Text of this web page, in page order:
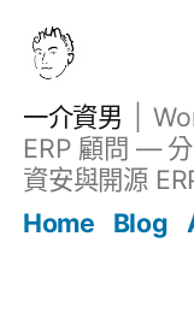
一介資男
ERP 顧問 —
資安與開源
Home
Blog
文章